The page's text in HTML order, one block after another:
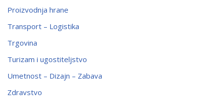
Proizvodnja hrane
Transport – Logistika
Trgovina
Turizam i ugostiteljstvo
Umetnost – Dizajn – Zabava
Zdravstvo